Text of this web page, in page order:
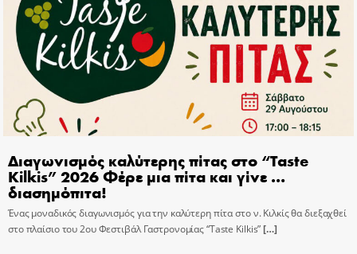
Διαγωνισμός καλύτερης πίτας στο “Taste
Kilkis” 2026 Φέρε μια πίτα και γίνε …
διασημόπιτα!
Ένας μοναδικός διαγωνισμός για την καλύτερη πίτα στο ν. Κιλκίς θα διεξαχθεί
στο πλαίσιο του 2ου Φεστιβάλ Γαστρονομίας “Taste Kilkis”[…]